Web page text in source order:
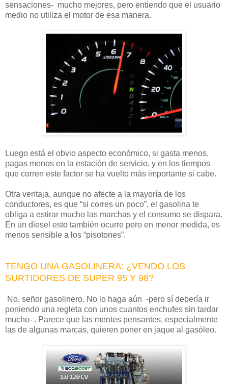
sensaciones- mucho mejores, pero entiendo que el usuario
medio no utiliza el motor de esa manera.
Luego está el obvio aspecto económico, si gasta menos,
pagas menos en la estación de servicio, y en los tiempos
que corren este factor se ha vuelto más importante si cabe.
Otra ventaja, aunque no afecte a la mayoría de los
conductores, es que “si corres un poco”, el gasolina te
obliga a estirar mucho las marchas y el consumo se dispara.
En un diesel esto también ocurre pero en menor medida, es
menos sensible a los “pisotones”.
TENGO UNA GASOLINERA: ¿VENDO LOS
SURTIDORES DE SUPER 95 Y 98?
No, señor gasolinero. No lo haga aún -pero sí debería ir
poniendo una regleta con unos cuantos enchufes sin tardar
mucho- . Parece que las mentes pensantes, especialmente
las de algunas marcas, quieren poner en jaque al gasóleo.